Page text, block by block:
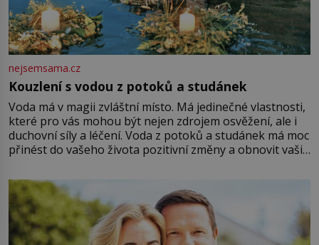
nejsemsama.cz
Kouzlení s vodou z potoků a studánek
Voda má v magii zvláštní místo. Má jedinečné vlastnosti,
které pro vás mohou být nejen zdrojem osvěžení, ale i
duchovní síly a léčení. Voda z potoků a studánek má moc
přinést do vašeho života pozitivní změny a obnovit vaši
můžete obohatit své rituály a přinést do svého života
větší harmonii a klid. Je důležité